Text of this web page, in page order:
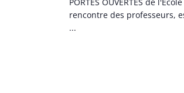
rencontre des professeurs,
...